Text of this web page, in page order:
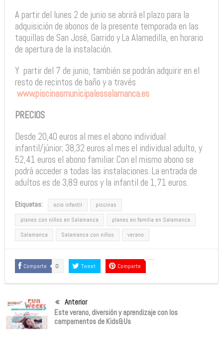
A partir del lunes 2 de junio se abrirá el plazo para la
adquisición de abonos de la presente temporada en las
taquillas de San José, Garrido y La Alamedilla, en horario
de apertura de la instalación.
Y partir del 7 de junio, también se podrán adquirir en el
resto de recintos de baño y a través
www.piscinasmunicipalessalamanca.es
PRECIOS
Desde 20,40 euros al mes el abono individual
infantil/júnior; 38,32 euros al mes el individual adulto, y
52,41 euros el abono familiar. Con el mismo abono se
podrá acceder a todas las instalaciones. La entrada de
adultos es de 3,89 euros y la infantil de 1,71 euros.
Etiquetas: ocio infantil
piscinas
planes con niños en Salamanca
planes en familia en Salamanca
Salamanca
Salamanca con niños verano
Comparte 0 Tweet Comparte
Anterior
Este verano, diversión y aprendizaje con los
campamentos de Kids&Us